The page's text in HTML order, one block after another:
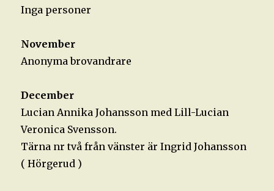
Inga personer
November
Anonyma brovandrare
December
Lucian Annika Johansson med Lill-Lucian
Veronica Svensson.
Tärna nr två från vänster är Ingrid Johansson
( Hörgerud )